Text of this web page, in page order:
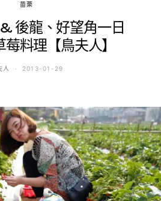
苗栗
後龍、好望角一日
料理【鳥夫人】
人 2013-01-29